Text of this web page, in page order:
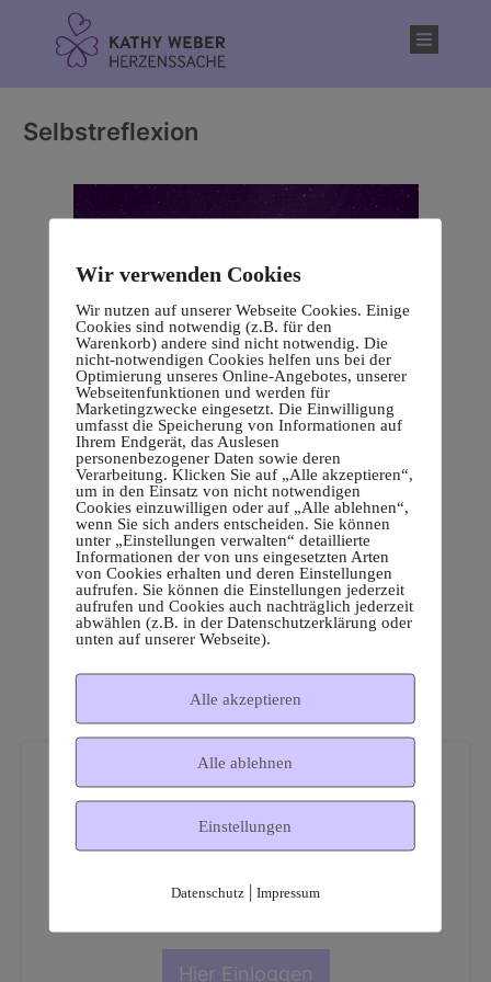
Selbstreflexion
Dies ist ein geschützter
Mitgliederbereich!
Hier Einloggen
Wir verwenden Cookies
Wir nutzen auf unserer Webseite Cookies. Einige
Cookies sind notwendig (z.B. für den
Warenkorb) andere sind nicht notwendig. Die
nicht-notwendigen Cookies helfen uns bei der
Optimierung unseres Online-Angebotes, unserer
Webseitenfunktionen und werden für
Marketingzwecke eingesetzt. Die Einwilligung
umfasst die Speicherung von Informationen auf
Ihrem Endgerät, das Auslesen
personenbezogener Daten sowie deren
Verarbeitung. Klicken Sie auf „Alle akzeptieren“,
um in den Einsatz von nicht notwendigen
Cookies einzuwilligen oder auf „Alle ablehnen“,
wenn Sie sich anders entscheiden. Sie können
unter „Einstellungen verwalten“ detaillierte
Informationen der von uns eingesetzten Arten
von Cookies erhalten und deren Einstellungen
aufrufen. Sie können die Einstellungen jederzeit
aufrufen und Cookies auch nachträglich jederzeit
abwählen (z.B. in der Datenschutzerklärung oder
unten auf unserer Webseite).
Alle akzeptieren
Alle ablehnen
Einstellungen
Datenschutz| Impressum